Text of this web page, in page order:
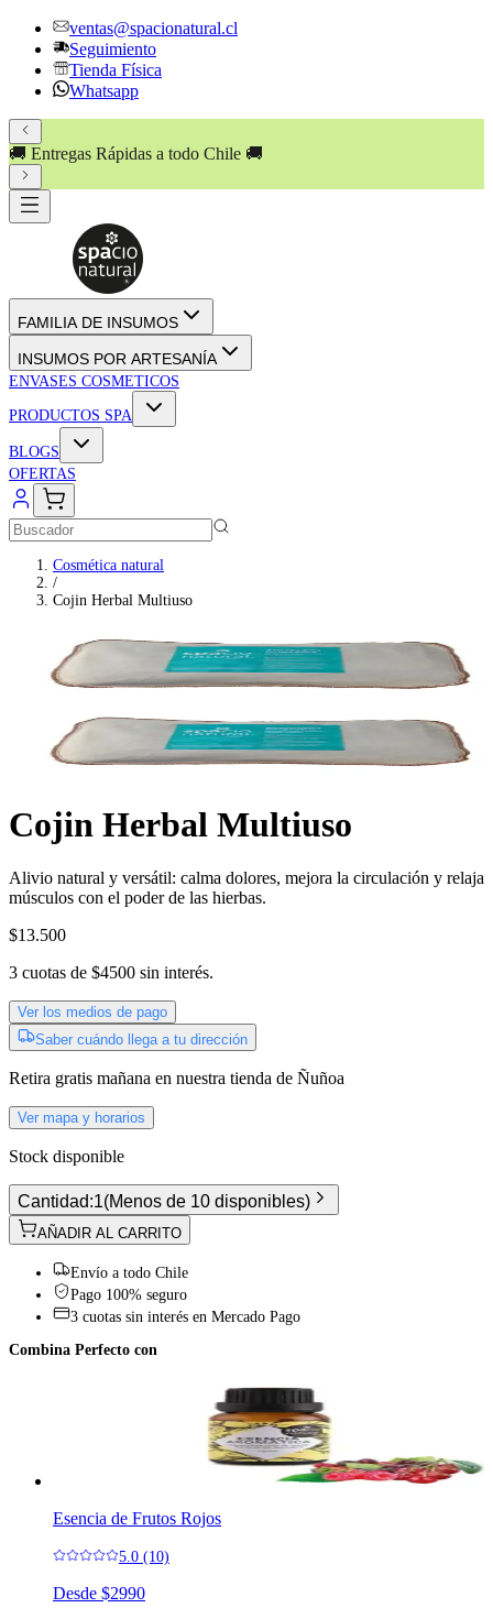
ventas@spacionatural.cl
Seguimiento
Tienda Física
Whatsapp
🚚 Entregas Rápidas a todo Chile 🚚
FAMILIA DE INSUMOS
INSUMOS POR ARTESANÍA
ENVASES COSMETICOS
PRODUCTOS SPA
BLOGS
OFERTAS
Cosmética natural
/
Cojin Herbal Multiuso
Cojin Herbal Multiuso
Alivio natural y versátil: calma dolores, mejora la circulación y relaja
músculos con el poder de las hierbas.
$13.500
3 cuotas de $4500 sin interés.
Ver los medios de pago
Saber cuándo llega a tu dirección
Retira gratis mañana en nuestra tienda de Ñuñoa
Ver mapa y horarios
Stock disponible
Cantidad:1(Menos de 10 disponibles)
AÑADIR AL CARRITO
Envío a todo Chile
Pago 100% seguro
3 cuotas sin interés en Mercado Pago
Combina Perfecto con
Esencia de Frutos Rojos
5.0 (10)
Desde $2990